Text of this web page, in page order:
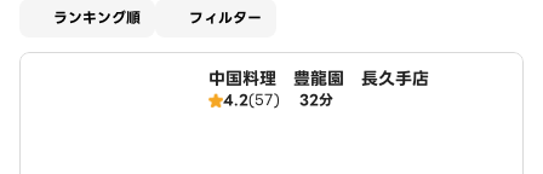
ランキング順 フィルター
中国料理 豊龍園 長久手店
4.2(57) 32分